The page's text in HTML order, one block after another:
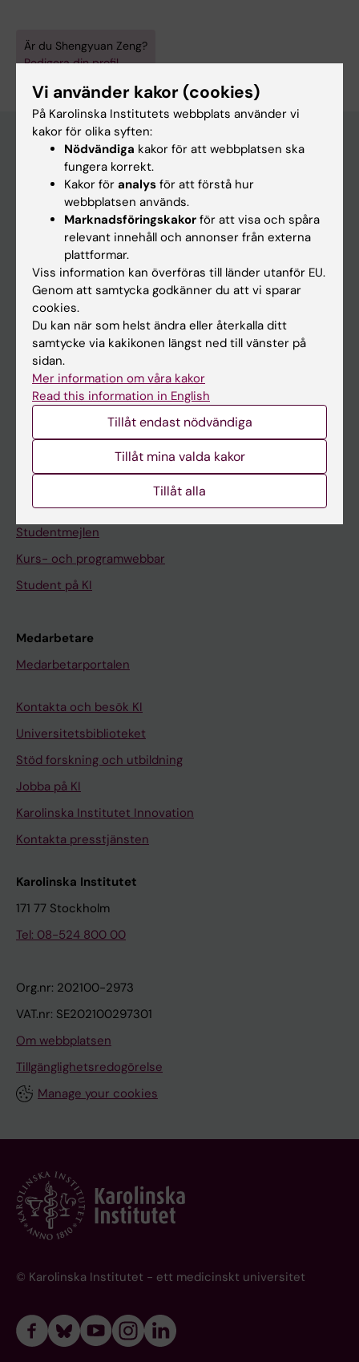
Är du Shengyuan Zeng?
Redigera din profil
Huvudmeny
Utbildning
Forskarutbildning
Forskning
Om KI
På gång
Nyheter
Kalender
Canvas
Schema
Studentmejlen
Kurs- och programwebbar
Student på KI
Medarbetare
Medarbetarportalen
Kontakta och besök KI
Universitetsbiblioteket
Stöd forskning och utbildning
Jobba på KI
Karolinska Institutet Innovation
Kontakta presstjänsten
Karolinska Institutet
171 77 Stockholm
Tel: 08-524 800 00
Org.nr: 202100-2973
VAT.nr: SE202100297301
Om webbplatsen
Tillgänglighetsredogörelse
Manage your cookies
© Karolinska Institutet - ett medicinskt universitet
Vi använder kakor (cookies)
På Karolinska Institutets webbplats använder vi
kakor för olika syften:
Nödvändiga kakor för att webbplatsen ska
fungera korrekt.
Kakor för analys för att förstå hur
webbplatsen används.
Marknadsföringskakor för att visa och spåra
relevant innehåll och annonser från externa
plattformar.
Viss information kan överföras till länder utanför EU.
Genom att samtycka godkänner du att vi sparar
cookies.
Du kan när som helst ändra eller återkalla ditt
samtycke via kakikonen längst ned till vänster på
sidan.
Mer information om våra kakor
Read this information in English
Tillåt endast nödvändiga
Tillåt mina valda kakor
Tillåt alla